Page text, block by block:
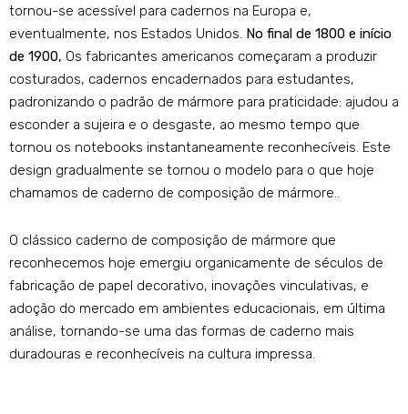
tornou-se acessível para cadernos na Europa e,
eventualmente, nos Estados Unidos. No final de 1800 e início
de 1900, Os fabricantes americanos começaram a produzir
costurados, cadernos encadernados para estudantes,
padronizando o padrão de mármore para praticidade: ajudou a
esconder a sujeira e o desgaste, ao mesmo tempo que
tornou os notebooks instantaneamente reconhecíveis. Este
design gradualmente se tornou o modelo para o que hoje
chamamos de caderno de composição de mármore..
O clássico caderno de composição de mármore que
reconhecemos hoje emergiu organicamente de séculos de
fabricação de papel decorativo, inovações vinculativas, e
adoção do mercado em ambientes educacionais, em última
análise, tornando-se uma das formas de caderno mais
duradouras e reconhecíveis na cultura impressa.